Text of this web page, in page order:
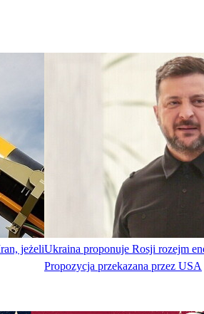
jeżeliUkraina proponuje Rosji rozejm
Propozycja przekazana przez USA